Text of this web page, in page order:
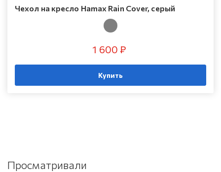
Чехол на кресло Hamax Rain Cover, серый
1 600 ₽
Купить
Просматривали